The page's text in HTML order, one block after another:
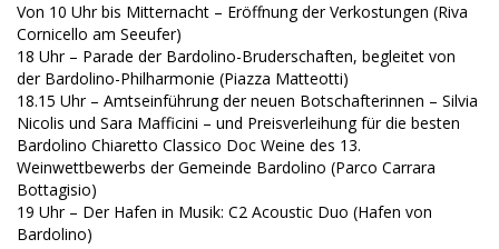
Von 10 Uhr bis Mitternacht – Eröffnung der Verkostungen (Riva
Cornicello am Seeufer)
18 Uhr – Parade der Bardolino-Bruderschaften, begleitet von
der Bardolino-Philharmonie (Piazza Matteotti)
18.15 Uhr – Amtseinführung der neuen Botschafterinnen – Silvia
Nicolis und Sara Mafficini – und Preisverleihung für die besten
Bardolino Chiaretto Classico Doc Weine des 13.
Weinwettbewerbs der Gemeinde Bardolino (Parco Carrara
Bottagisio)
19 Uhr – Der Hafen in Musik: C2 Acoustic Duo (Hafen von
Bardolino)